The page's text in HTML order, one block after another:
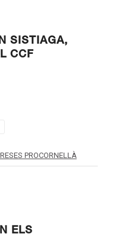
SISTIAGA,
CCF
PROCORNELLÀ
ELS